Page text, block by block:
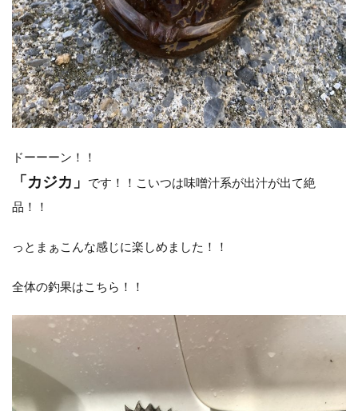
ドーーーン！！
「カジカ」
です！！こいつは味噌汁系が出汁が出て絶
品！！
っとまぁこんな感じに楽しめました！！
全体の釣果はこちら！！